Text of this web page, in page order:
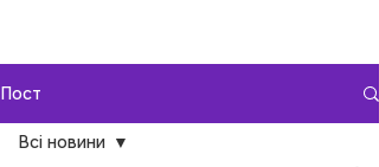
Пост
Всі новини